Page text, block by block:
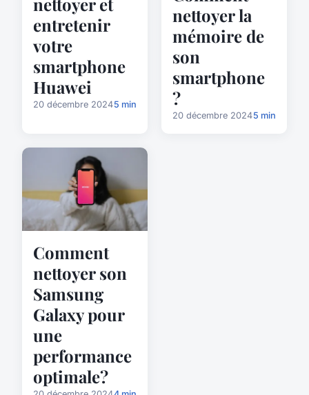
nettoyer et
entretenir
votre
smartphone
Huawei
20 décembre 20245 min
nettoyer la
mémoire de
son
smartphone
?
20 décembre 20245 min
Comment
nettoyer son
Samsung
Galaxy pour
une
performance
optimale?